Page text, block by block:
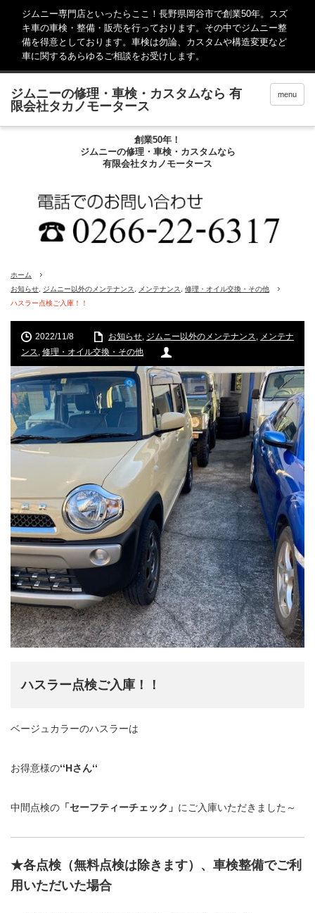
ジムニー専門店といったらここ！長野県岡谷市で創業50年。スズ
キ車の車検・整備・販売を行っております。その中でジムニー整
備を得意としております。車検は勿論、カスタムや構造変更など
車に関するあらゆるご相談をお受けします。
menu
創業50年！
ジムニーの修理・車検・カスタムなら
有限会社タカノモータース
ホーム
お知らせ
ジムニー以外のメンテナンス メンテナンス
修理・オイル交換・その他
ハスラー点検ご入庫！！
2022/11/8 お知らせ ジムニー以外のメンテナンス
メンテナ
ンス 修理・オイル交換・その他
ハスラー点検ご入庫！！
ベージュカラーのハスラーは
お得意様の‘‘Hさん‘‘
中間点検の 「セーフティーチェック」 にご入庫いただきました～
★各点検（無料点検は除きます）、車検整備でご利
用いただいた場合